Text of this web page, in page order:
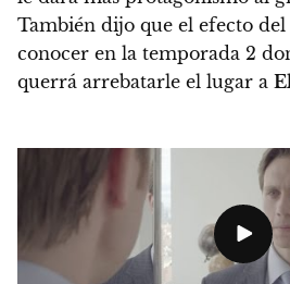
También dijo que el efecto del
conocer en la temporada 2
querrá arrebatarle el lugar a